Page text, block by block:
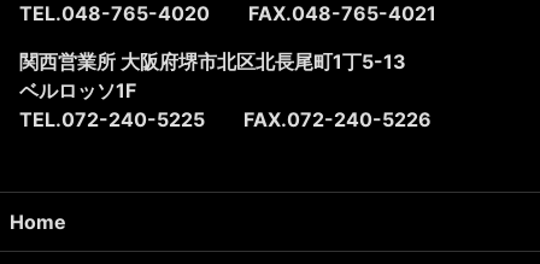
TEL.048-765-4020
FAX.048-765-4021
関西営業所 大阪府堺市北区北長尾町1丁5-13
ベルロッソ1F
TEL.072-240-5225
FAX.072-240-5226
Home